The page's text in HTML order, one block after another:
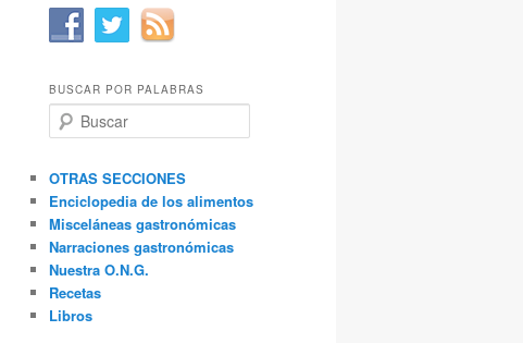
BUSCAR POR PALABRAS
u
c
a
r
OTRAS SECCIONES
Enciclopedia de los alimentos
Misceláneas gastronómicas
Narraciones gastronómicas
Nuestra O.N.G.
Recetas
Libros